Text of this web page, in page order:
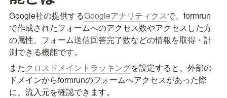
Google社の提供するGoogleアナリティクスで、formrun
で作成されたフォームへのアクセス数やアクセスした方
の属性、フォーム送信回答完了数などの情報を取得・計
測できる機能です。
またクロスドメイントラッキングを設定すると、外部の
ドメインからformrunのフォームへアクセスがあった際
に、流入元を確認できます。